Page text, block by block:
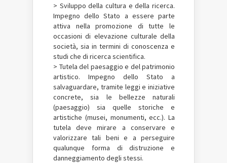
> Sviluppo della cultura e della ricerca.
Impegno dello Stato a essere parte
attiva nella promozione di tutte le
occasioni di elevazione culturale della
società, sia in termini di conoscenza e
studi che di ricerca scientifica.
> Tutela del paesaggio e del patrimonio
artistico. Impegno dello Stato a
salvaguardare, tramite leggi e iniziative
concrete, sia le bellezze naturali
(paesaggio) sia quelle storiche e
artistiche (musei, monumenti, ecc.). La
tutela deve mirare a conservare e
valorizzare tali beni e a perseguire
qualunque forma di distruzione e
danneggiamento degli stessi.